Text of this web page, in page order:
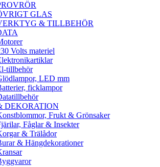
GLAS
& TILLBEHÖR
Volts materiel
tillbehör
LED mm
ficklampor
DEKORATION
Frukt & Grönsaker
Fåglar & Insekter
& Trälådor
& Hängdekorationer